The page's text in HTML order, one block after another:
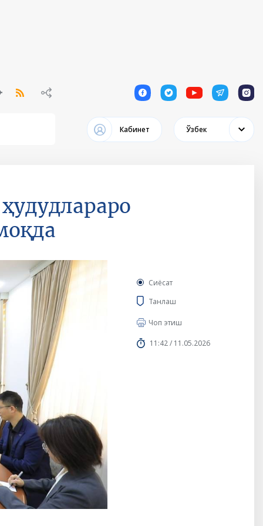
1 1 1 1 1
Кабинет Ўзбек
Сиёсат
Танлаш
Чоп этиш
11:42 / 11.05.2026